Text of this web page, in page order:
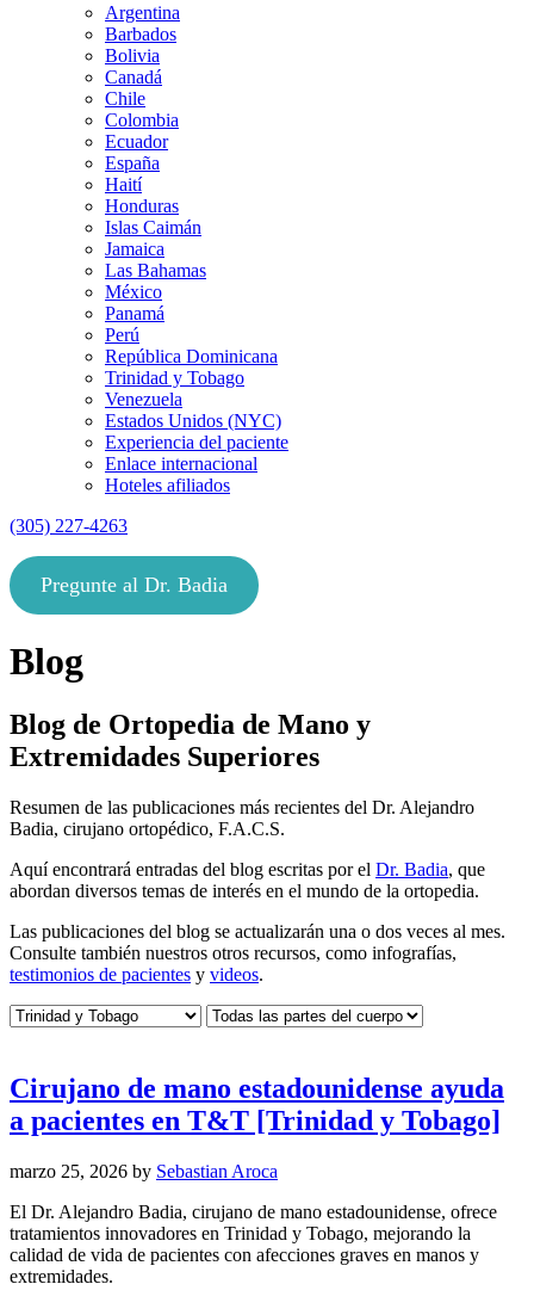
Argentina
Barbados
Bolivia
Canadá
Chile
Colombia
Ecuador
España
Haití
Honduras
Islas Caimán
Jamaica
Las Bahamas
México
Panamá
Perú
República Dominicana
Trinidad y Tobago
Venezuela
Estados Unidos (NYC)
Experiencia del paciente
Enlace internacional
Hoteles afiliados
(305) 227-4263
Pregunte al Dr. Badia
Blog
Blog de Ortopedia de Mano y
Extremidades Superiores
Resumen de las publicaciones más recientes del Dr. Alejandro
Badia, cirujano ortopédico, F.A.C.S.
Aquí encontrará entradas del blog escritas por el Dr. Badia, que
abordan diversos temas de interés en el mundo de la ortopedia.
Las publicaciones del blog se actualizarán una o dos veces al mes.
Consulte también nuestros otros recursos, como infografías,
testimonios de pacientes y videos.
Cirujano de mano estadounidense ayuda
a pacientes en T&T [Trinidad y Tobago]
marzo 25, 2026 by Sebastian Aroca
El Dr. Alejandro Badia, cirujano de mano estadounidense, ofrece
tratamientos innovadores en Trinidad y Tobago, mejorando la
calidad de vida de pacientes con afecciones graves en manos y
extremidades.